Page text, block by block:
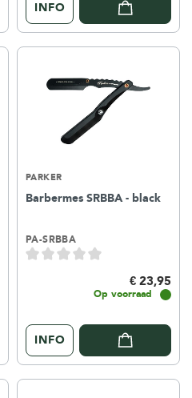
INFO
PARKER
Barbermes SRBBA - black
PA-SRBBA
€ 23,95
Op voorraad
INFO